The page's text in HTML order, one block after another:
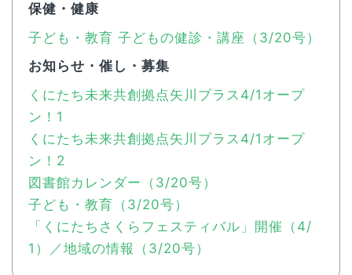
保健・健康
子ども・教育 子どもの健診・講座（3/20号）
お知らせ・催し・募集
くにたち未来共創拠点矢川プラス4/1オープ
ン！1
くにたち未来共創拠点矢川プラス4/1オープ
ン！2
図書館カレンダー（3/20号）
子ども・教育（3/20号）
「くにたちさくらフェスティバル」開催（4/
1）／地域の情報（3/20号）